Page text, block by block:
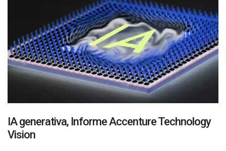
IA generativa, Informe Accenture Technology
Vision